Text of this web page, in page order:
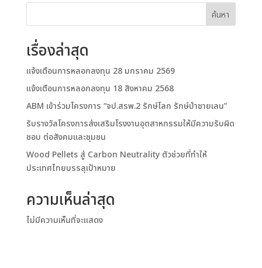
ค้นหา
เรื่องล่าสุด
แจ้งเตือนการหลอกลงทุน 28 มกราคม 2569
แจ้งเตือนการหลอกลงทุน 18 สิงหาคม 2568
ABM เข้าร่วมโครงการ “จป.สรพ.2 รักษ์โลก รักษ์ป่าชายเลน”
รับรางวัลโครงการส่งเสริมโรงงานอุตสาหกรรมให้มีความรับผิด
ชอบ ต่อสังคมและชุมชน
Wood Pellets สู่ Carbon Neutrality ตัวช่วยที่ทำให้
ประเทศไทยบรรลุเป้าหมาย
ความเห็นล่าสุด
ไม่มีความเห็นที่จะแสดง